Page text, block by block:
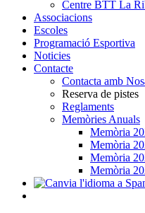
Centre BTT La
Associacions
Escoles
Programació Esportiva
Noticies
Contacte
Contacta amb
Reserva de pistes
Reglaments
Memòries Anuals
Memòria
Memòria
Memòria
Memòria